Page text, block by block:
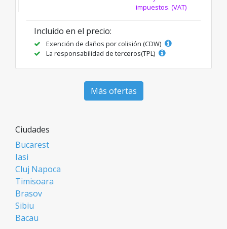
impuestos. (VAT)
Incluido en el precio:
Exención de daños por colisión (CDW)
La responsabilidad de terceros(TPL)
Más ofertas
Ciudades
Bucarest
Iasi
Cluj Napoca
Timisoara
Brasov
Sibiu
Bacau